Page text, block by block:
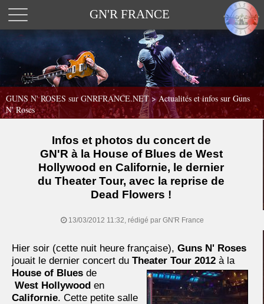
GN'R FRANCE
GUNS N' ROSES sur GNRFRANCE.NET>Actualités et infos sur Guns
N' Roses
Infos et photos du concert de
GN'R à la House of Blues de West
Hollywood en Californie, le dernier
du Theater Tour, avec la reprise de
Dead Flowers !
13/03/2012 11:32, rédigé par GN'R France
Hier soir (cette nuit heure française), Guns N' Roses
jouait le dernier concert du Theater Tour 2012 à la
House of Blues de
West Hollywood en
Californie. Cette petite salle